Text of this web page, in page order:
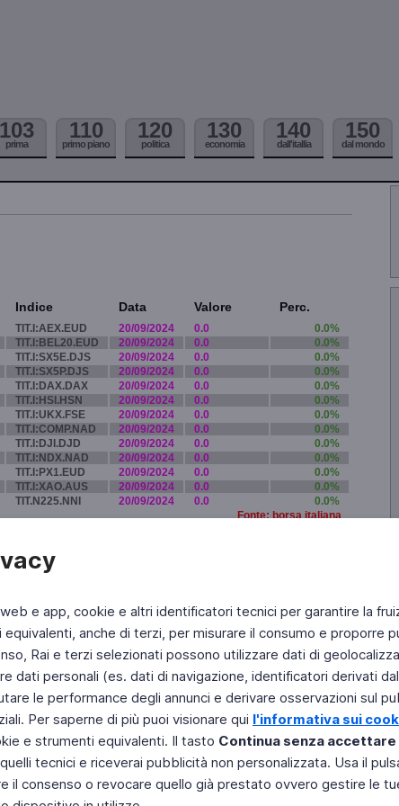
e app, cookie e altri identificatori tecnici per garantire la
anche di terzi, per misurare il consumo e proporre
Rai e terzi selezionati possono utilizzare dati di
dati personali (es. dati di navigazione, identificatori derivati
le performance degli annunci e derivare osservazioni sul
Per saperne di più puoi visionare qui l'informativa sui
e strumenti equivalenti. Il tasto Continua senza accettare
tecnici e riceverai pubblicità non personalizzata. Usa il
il consenso o revocare quello già prestato ovvero gestire le
103
prima
110
primo piano
120
politica
130
economia
140
dall'itallia
150
dal mondo
Indice Data Valore Perc.
TIT.I:AEX.EUD 20/09/2024 0.0
0.0%
TIT.I:BEL20.EUD 20/09/2024 0.0
0.0%
TIT.I:SX5E.DJS 20/09/2024 0.0
0.0%
TIT.I:SX5P.DJS 20/09/2024 0.0
0.0%
TIT.I:DAX.DAX 20/09/2024 0.0
0.0%
TIT.I:HSI.HSN 20/09/2024 0.0
0.0%
TIT.I:UKX.FSE 20/09/2024 0.0
0.0%
TIT.I:COMP.NAD 20/09/2024 0.0
0.0%
TIT.I:DJI.DJD 20/09/2024 0.0
0.0%
TIT.I:NDX.NAD 20/09/2024 0.0
0.0%
TIT.I:PX1.EUD 20/09/2024 0.0
0.0%
TIT.I:XAO.AUS 20/09/2024 0.0
0.0%
TIT.N225.NNI 20/09/2024 0.0
0.0%
Fonte: borsa italiana
Fai di Televideo la tua Home Page Chi Siamo
Copyright © 2011 Rai - Tutti i diritti riservati
Engineered by RAI - Reti e Piattaforme